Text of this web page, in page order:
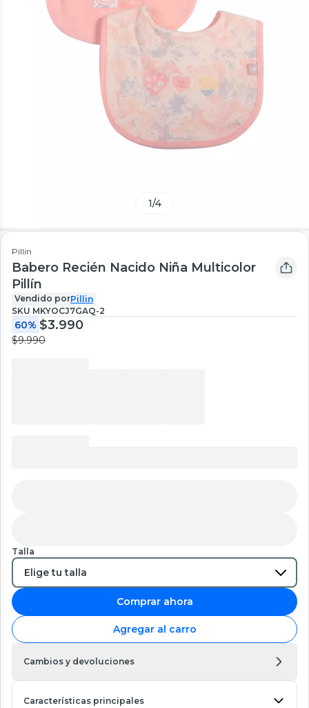
1/4
Pillin
Babero Recién Nacido Niña Multicolor
Pillín
Vendido porPillin
SKU MKYOCJ7GAQ-2
60% $3.990
$9.990
Talla
Comprar ahora
Agregar al carro
Cambios y devoluciones
Características principales